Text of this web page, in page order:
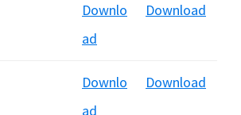
Downlo
ad
Download
Downlo
ad
Download